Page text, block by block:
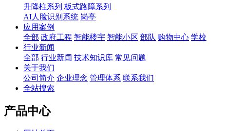
升降柱系列 板式路障系列
AI人脸识别系统 岗亭
应用案例
全部 政府工程 智能楼宇 智能小区 部队 购物中心 学校
行业新闻
全部 行业新闻 技术知识库 常见问题
关于我们
公司简介 企业理念 管理体系 联系我们
全站搜索
产品中心